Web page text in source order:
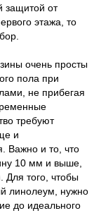
защитой от
этажа, то
очень просты
пола при
не прибегая
требуют
и
Важно и то, что
10 мм и выше,
Для того, чтобы
линолеум, нужно
до идеального